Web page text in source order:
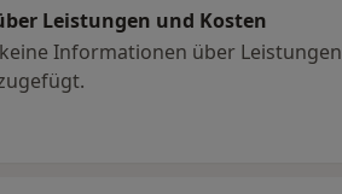
Leistungen und Kosten
Informationen über Leistungen